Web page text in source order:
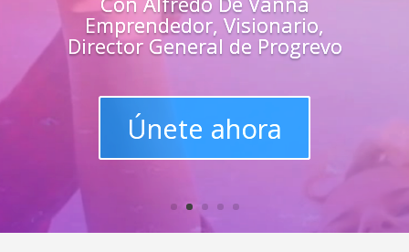
líder del progreso